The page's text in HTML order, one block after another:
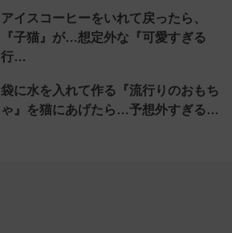
アイスコーヒーをいれて戻ったら、
『子猫』が…想定外な『可愛すぎる
行…
袋に水を入れて作る『流行りのおもち
ゃ』を猫にあげたら…予想外すぎる…